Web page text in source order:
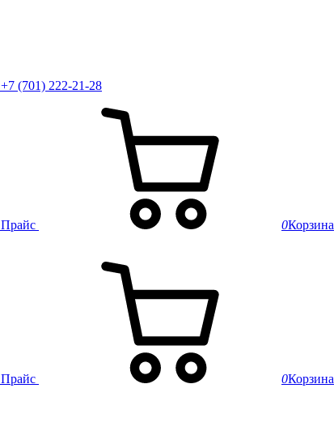
+7 (701) 222-21-28
Прайс 0Корзина
Прайс 0Корзина